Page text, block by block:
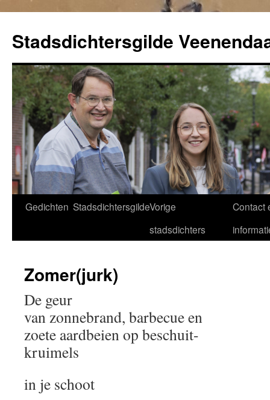
de
inhoud
Stadsdichtersgilde
Gedichten StadsdichtersgildeVorige
stadsdichters
Contact
Zomer(jurk)
De geur
van zonnebrand, barbecue en
zoete aardbeien op beschuit-
kruimels
in je schoot